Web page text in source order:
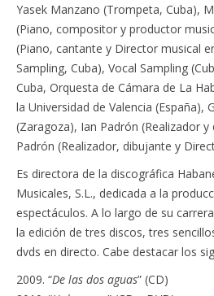
Yasek Manzano (Trompeta, Cuba),
(Piano, compositor y productor
(Piano, cantante y Director musical
Sampling, Cuba), Vocal Sampling
Cuba, Orquesta de Cámara de La
la Universidad de Valencia (España),
(Zaragoza), Ian Padrón (Realizador y
Padrón (Realizador, dibujante y
Es directora de la discográfica
Musicales, S.L., dedicada a la
espectáculos. A lo largo de su
la edición de tres discos, tres
dvds en directo. Cabe destacar los
“De las dos aguas” (CD)